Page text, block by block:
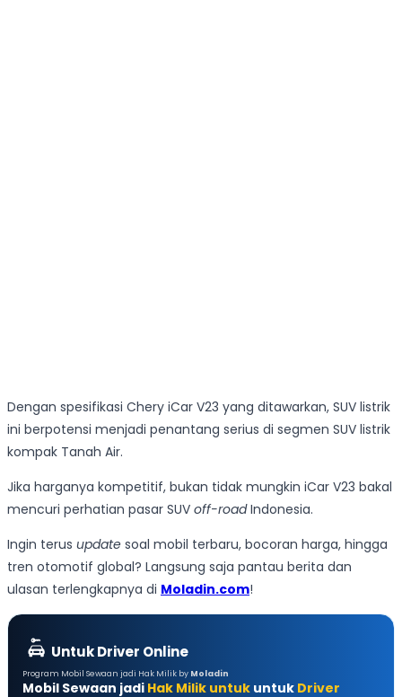
Dengan spesifikasi Chery iCar V23 yang ditawarkan, SUV listrik
ini berpotensi menjadi penantang serius di segmen SUV listrik
kompak Tanah Air.
Jika harganya kompetitif, bukan tidak mungkin iCar V23 bakal
mencuri perhatian pasar SUV off-roadIndonesia.
Ingin terus update soal mobil terbaru, bocoran harga, hingga
tren otomotif global? Langsung saja pantau berita dan
ulasan terlengkapnya di Moladin.com!
Untuk Driver Online
Program Mobil Sewaan jadi Hak Milik by Moladin
Mobil Sewaan jadi Hak Milik untuk untuk Driver